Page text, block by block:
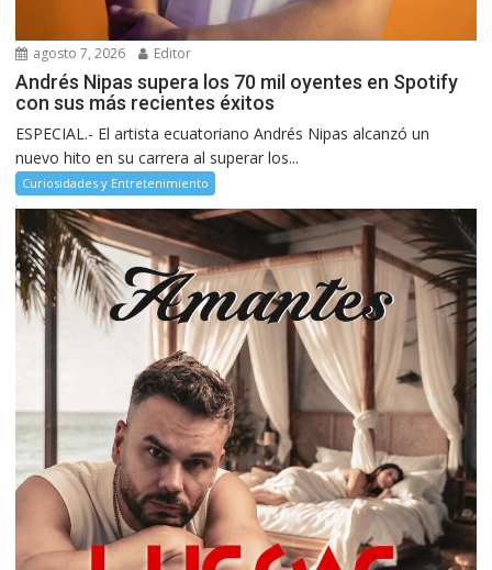
agosto 7, 2026 Editor
Andrés Nipas supera los 70 mil oyentes en Spotify
con sus más recientes éxitos
ESPECIAL.- El artista ecuatoriano Andrés Nipas alcanzó un
nuevo hito en su carrera al superar los...
Curiosidades y Entretenimiento